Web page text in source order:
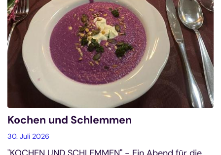
Kochen und Schlemmen
30. Juli 2026